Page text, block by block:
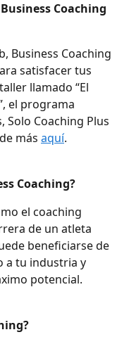
Coaching
Business Coaching
satisfacer tus
llamado “El
el programa
Solo Coaching Plus
más aquí.
Coaching?
el coaching
de un atleta
beneficiarse de
a tu industria y
potencial.